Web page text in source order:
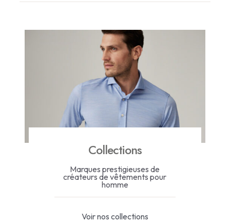
Collections
Marques prestigieuses de
créateurs de vêtements pour
homme
Voir nos collections